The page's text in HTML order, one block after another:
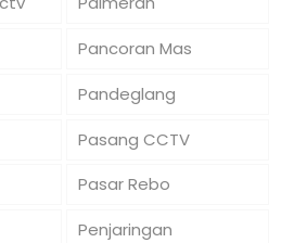
Pancoran Mas
Pandeglang
Pasang CCTV
Pasar Rebo
Penjaringan